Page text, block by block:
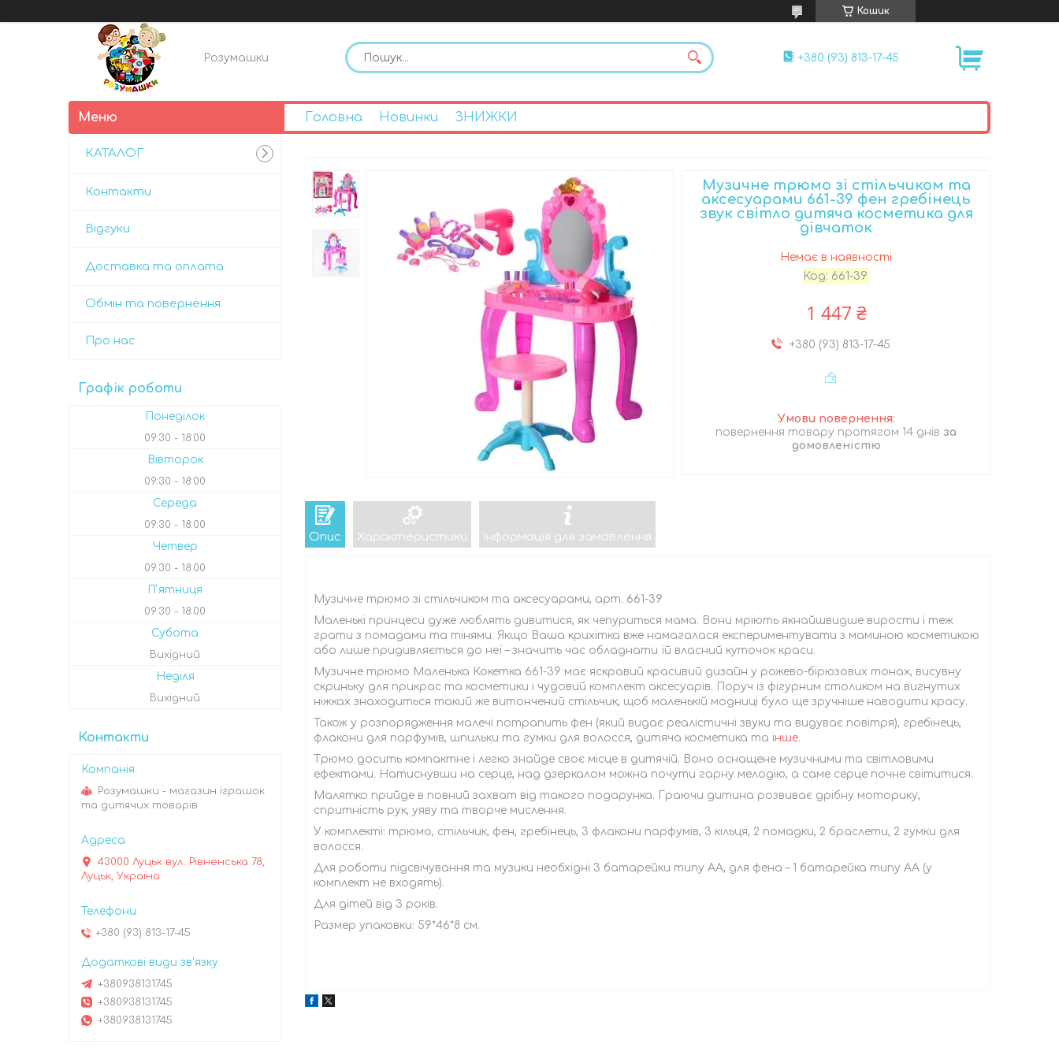
Кошик
Розумашки +380 (93) 813-17-45
Головна Новинки ЗНИЖКИ
Музичне трюмо зі стільчиком та
аксесуарами 661-39 фен гребінець
звук світло дитяча косметика для
дівчаток
Немає в наявності
Код: 661-39
1 447 ₴
+380 (93) 813-17-45
повернення товару протягом 14 днів за
домовленістю
Опис Характеристики Інформація для замовлення
Музичне трюмо зі стільчиком та аксесуарами, арт. 661-39
Маленькі принцеси дуже люблять дивитися, як чепуриться мама. Вони мріють якнайшвидше вирости і теж
грати з помадами та тінями. Якщо Ваша крихітка вже намагалася експериментувати з маминою косметикою
або лише придивляється до неї – значить час обладнати їй власний куточок краси.
Музичне трюмо Маленька Кокетка 661-39 має яскравий красивий дизайн у рожево-бірюзових тонах, висувну
скриньку для прикрас та косметики і чудовий комплект аксесуарів. Поруч із фігурним столиком на вигнутих
ніжках знаходиться такий же витончений стільчик, щоб маленькій модниці було ще зручніше наводити красу.
Також у розпорядження малечі потрапить фен (який видає реалістичні звуки та видуває повітря), гребінець,
флакони для парфумів, шпильки та гумки для волосся, дитяча косметика та інше.
Трюмо досить компактне і легко знайде своє місце в дитячій. Воно оснащене музичними та світловими
ефектами. Натиснувши на серце, над дзеркалом можна почути гарну мелодію, а саме серце почне світитися.
Малятко прийде в повний захват від такого подарунка. Граючи дитина розвиває дрібну моторику,
спритність рук, уяву та творче мислення.
У комплекті: трюмо, стільчик, фен, гребінець, 3 флакони парфумів, 3 кільця, 2 помадки, 2 браслети, 2 гумки для
волосся.
Для роботи підсвічування та музики необхідні 3 батарейки типу АА, для фена – 1 батарейка типу АА (у
комплект не входять).
Для дітей від 3 років.
Размер упаковки: 59*46*8 см.
КАТАЛОГ
Контакти
Відгуки
Доставка та оплата
Обмін та повернення
Про нас
Графік роботи
Понеділок
09:30 18:00
Вівторок
09:30 18:00
Середа
09:30 18:00
Четвер
09:30 18:00
Пʼятниця
09:30 18:00
Субота
Вихідний
Неділя
Вихідний
Контакти
Розумашки - магазин іграшок
та дитячих товарів
43000 Луцьк вул. Рівненська 78,
Луцьк, Україна
+380 (93) 813-17-45
+380938131745
+380938131745
+380938131745